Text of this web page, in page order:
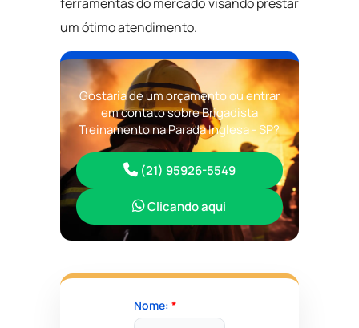
um ótimo atendimento.
Gostaria de um orçamento ou entrar
em contato sobre Brigadista
Treinamento na Parada Inglesa - SP?
(21) 95926-5549
Clicando aqui
Nome: *